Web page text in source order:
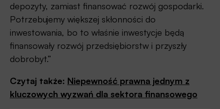
depozyty, zamiast finansować rozwój gospodarki.
Potrzebujemy większej skłonności do
inwestowania, bo to właśnie inwestycje będą
finansowały rozwój przedsiębiorstw i przyszły
dobrobyt.”
Czytaj także: Niepewność prawna jednym z
kluczowych wyzwań dla sektora finansowego